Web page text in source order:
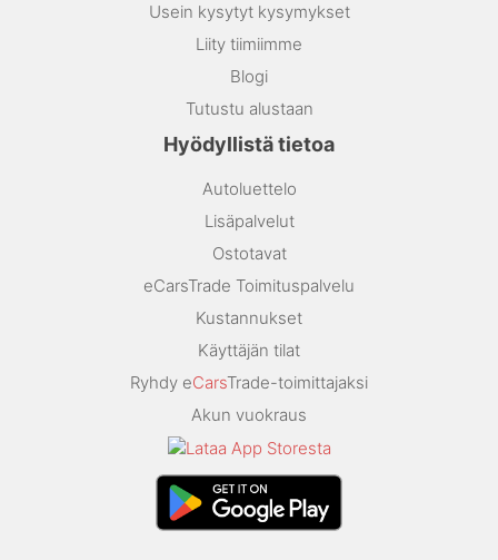
Usein kysytyt kysymykset
Liity tiimiimme
Blogi
Tutustu alustaan
Hyödyllistä tietoa
Autoluettelo
Lisäpalvelut
Ostotavat
eCarsTrade Toimituspalvelu
Kustannukset
Käyttäjän tilat
Ryhdy eCarsTrade-toimittajaksi
Akun vuokraus